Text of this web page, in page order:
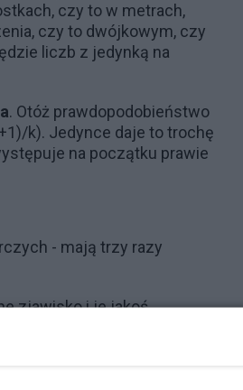
czy to w metrach,
czy to dwójkowym, czy
liczb z jedynką na
. Otóż prawdopodobieństwo
k). Jedynce daje to trochę
na początku prawie
- mają trzy razy
zjawisko i je jakoś
A gdy te liczby wpisują
że liczby sobie ludzie